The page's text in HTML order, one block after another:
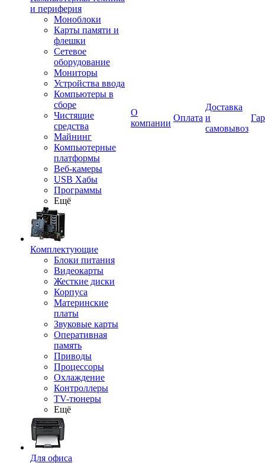
и периферия
Моноблоки
Карты памяти и
флешки
Сетевое
оборудование
Мониторы
Устройства ввода
Компьютеры в
сборе
Чистящие
средства
Майнинг
Компьютерные
платформы
Веб-камеры
USB Хабы
Программы
Ещё
Комплектующие
Блоки питания
Видеокарты
Жесткие диски
Корпуса
Материнские
платы
Звуковые карты
Оперативная
память
Приводы
Процессоры
Охлаждение
Контроллеры
TV-тюнеры
Ещё
Для офиса
О
компании
Оплата
Доставка
и
самовывоз